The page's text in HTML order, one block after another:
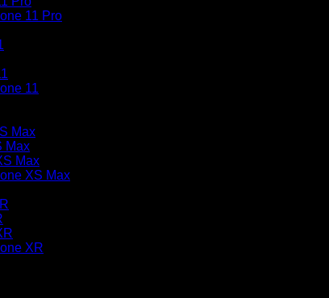
11 Pro
11
Max
Max
Max
XS Max
XR